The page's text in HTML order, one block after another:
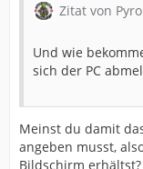
Zitat von
Und wie
sich der PC
Meinst du damit
angeben musst,
Bildschirm erhältst?